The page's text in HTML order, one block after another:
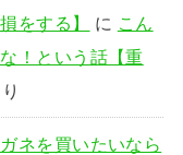
をする】
に こん
！という話【重
ネを買いたいなら